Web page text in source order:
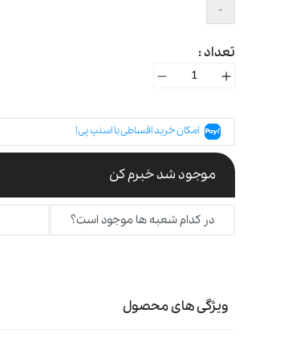
-
تعداد :
امکان خرید اقساطی با اسنپ پی!
موجود شد خبرم کن
در کدام شعبه ها موجود است؟
ویژگی های محصول